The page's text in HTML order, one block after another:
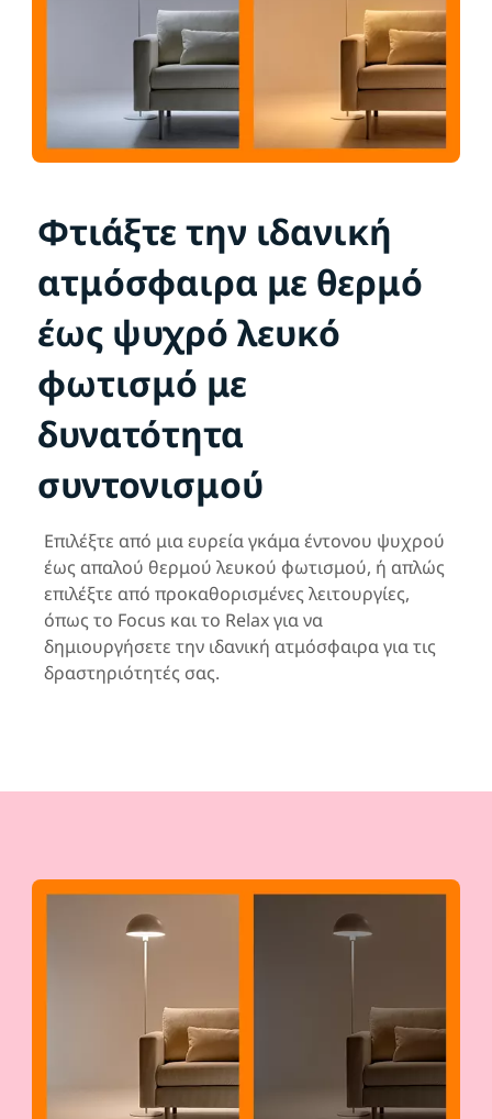
Φτιάξτε την ιδανική
ατμόσφαιρα με θερμό
έως ψυχρό λευκό
φωτισμό με
δυνατότητα
συντονισμού
Επιλέξτε από μια ευρεία γκάμα έντονου ψυχρού
έως απαλού θερμού λευκού φωτισμού, ή απλώς
επιλέξτε από προκαθορισμένες λειτουργίες,
όπως το Focus και το Relax για να
δημιουργήσετε την ιδανική ατμόσφαιρα για τις
δραστηριότητές σας.